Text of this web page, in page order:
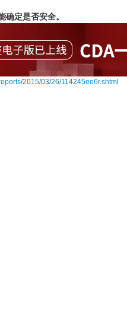
定是否安全。
2015/03/26/114245ee6r.shtml